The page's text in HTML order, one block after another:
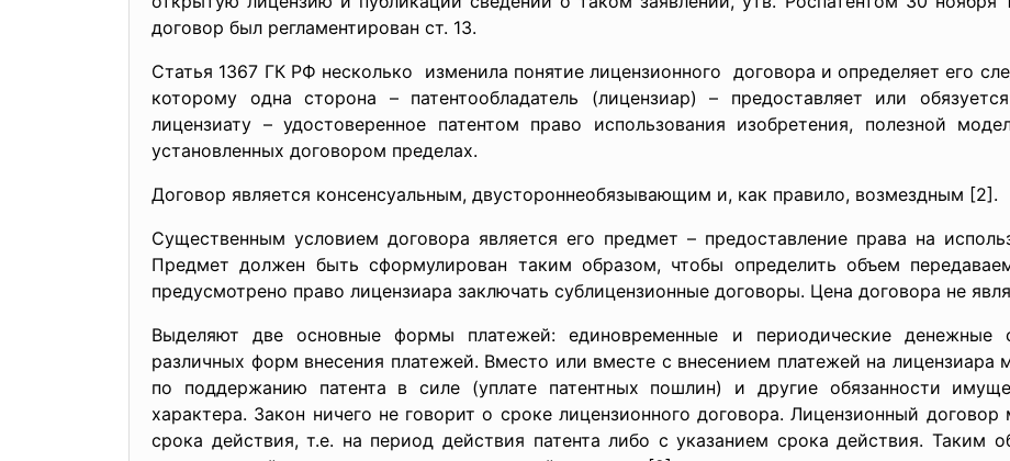
договор был регламентирован ст. 13.
Статья 1367 ГК РФ несколько изменила понятие лицензионного договора и определяет его
которому одна сторона – патентообладатель (лицензиар) – предоставляет или
лицензиату – удостоверенное патентом право использования изобретения, полезной
установленных договором пределах.
Договор является консенсуальным, двустороннеобязывающим и, как правило, возмездным [2].
Существенным условием договора является его предмет – предоставление права на
Предмет должен быть сформулирован таким образом, чтобы определить объем
предусмотрено право лицензиара заключать сублицензионные договоры. Цена договора не
Выделяют две основные формы платежей: единовременные и периодические денежные
различных форм внесения платежей. Вместо или вместе с внесением платежей на лицензиара
по поддержанию патента в силе (уплате патентных пошлин) и другие обязанности
характера. Закон ничего не говорит о сроке лицензионного договора. Лицензионный
срока действия, т.е. на период действия патента либо с указанием срока действия. Таким